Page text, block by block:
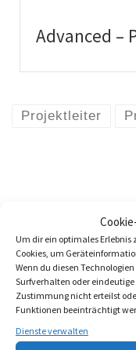
Um dir ein optimales
Cookies, um
Wenn du diesen
Surfverhalten oder eindeutige
Zustimmung nicht erteilst
Funktionen beeinträchtigt
Dienste verwalten
Advanced –
Projektleiter
VIELLEICHT